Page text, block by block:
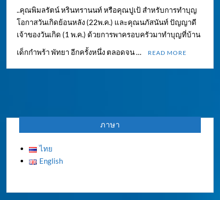
..คุณพิมลรัตน์ หรินทรานนท์ หรือคุณปูเป้ สำหรับการทำบุญ
โอกาสวันเกิดย้อนหลัง (22พ.ค.) และคุณนภัสนันท์ ปัญญาดี
เจ้าของวันเกิด (1 พ.ค.) ด้วยการพาครอบครัวมาทำบุญที่บ้าน
เด็กกำพร้า พัทยา อีกครั้งหนึ่ง ตลอดจน …
READ MORE
ภาษา
ไทย
English